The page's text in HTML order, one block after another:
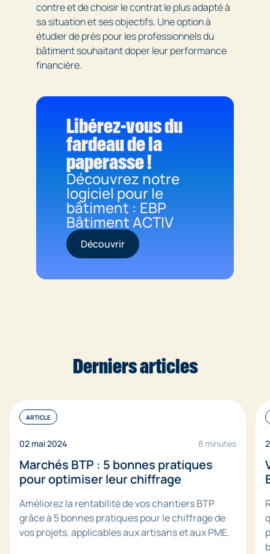
contre et de choisir le contrat le plus adapté à
sa situation et ses objectifs. Une option à
étudier de près pour les professionnels du
bâtiment souhaitant doper leur performance
financière.
Libérez-vous du
fardeau de la
paperasse !
Découvrez notre
logiciel pour le
bâtiment : EBP
Bâtiment ACTIV
Découvrir
Derniers articles
ARTICLE
02 mai 2024 8 minutes
Marchés BTP : 5 bonnes pratiques
pour optimiser leur chiffrage
Améliorez la rentabilité de vos chantiers BTP
grâce à 5 bonnes pratiques pour le chiffrage de
vos projets, applicables aux artisans et aux PME.